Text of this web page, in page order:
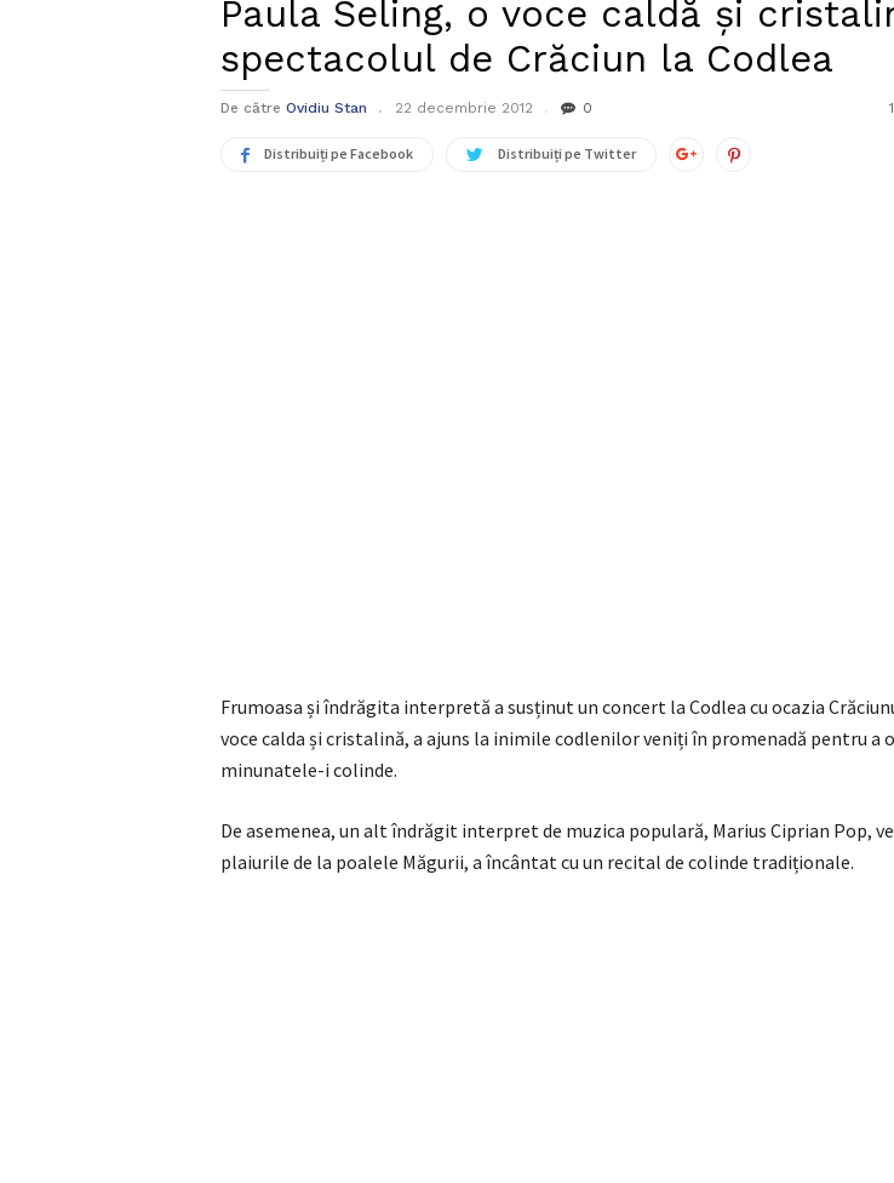
Paula Seling, o voce caldă și
spectacolul de Crăciun la Codlea
De către Ovidiu Stan 22 decembrie 2012 0
Distribuiți pe Facebook Distribuiți pe Twitter
Frumoasa și îndrăgita interpretă a susținut un concert la Codlea cu ocazia
voce calda și cristalină, a ajuns la inimile codlenilor veniți în promenadă pentru a
minunatele-i colinde.
De asemenea, un alt îndrăgit interpret de muzica populară, Marius Ciprian Pop,
plaiurile de la poalele Măgurii, a încântat cu un recital de colinde tradiționale.